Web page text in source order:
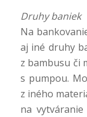
Druhy baniek
Na
aj iné druhy
z bambusu či
s pumpou.
z iného
na